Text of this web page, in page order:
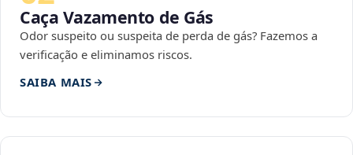
Caça Vazamento de Gás
Odor suspeito ou suspeita de perda de gás? Fazemos a
verificação e eliminamos riscos.
SAIBA MAIS